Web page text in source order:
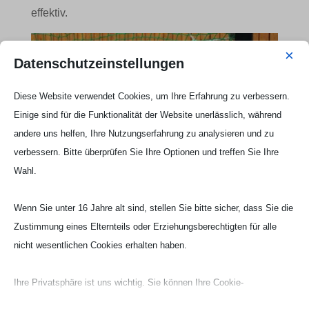
effektiv.
Datenschutzeinstellungen ×
Diese Website verwendet Cookies, um Ihre Erfahrung zu verbessern.
Einige sind für die Funktionalität der Website unerlässlich, während
andere uns helfen, Ihre Nutzungserfahrung zu analysieren und zu
verbessern. Bitte überprüfen Sie Ihre Optionen und treffen Sie Ihre
Wahl.
Wenn Sie unter 16 Jahre alt sind, stellen Sie bitte sicher, dass Sie die
Zustimmung eines Elternteils oder Erziehungsberechtigten für alle
nicht wesentlichen Cookies erhalten haben.
Ihre Privatsphäre ist uns wichtig. Sie können Ihre Cookie-